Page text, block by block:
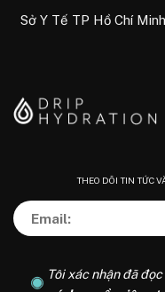
Sở Y Tế TP Hồ Chí Minh
THEO DÕI TIN TỨC
Tôi xác nhận đã